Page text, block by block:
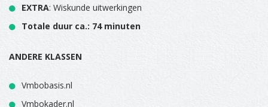
EXTRA: Wiskunde uitwerkingen
Totale duur ca.: 74 minuten
ANDERE KLASSEN
Vmbobasis.nl
Vmbokader.nl